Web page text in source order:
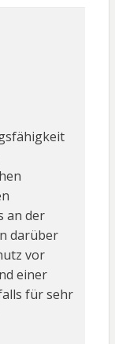
an der
darüber
vor
einer
für sehr